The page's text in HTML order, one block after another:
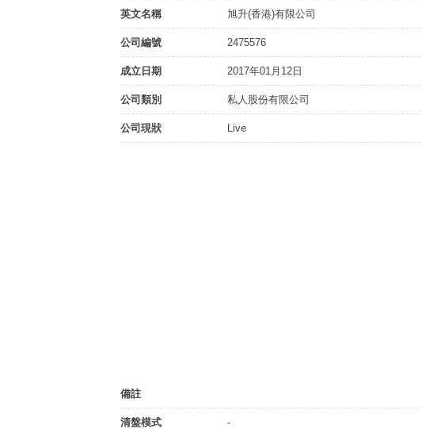
英文名稱 旭升(香港)有限公司
公司編號 2475576
成立日期 2017年01月12日
公司類別 私人股份有限公司
公司現狀 Live
備註
清盤模式 -